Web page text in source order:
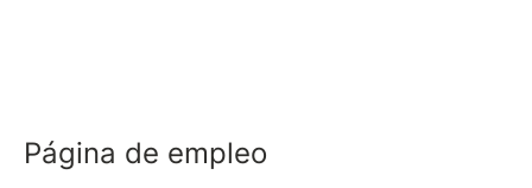
Página de empleo